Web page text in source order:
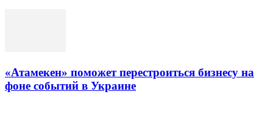
«Атамекен» поможет перестроиться бизнесу на
фоне событий в Украине